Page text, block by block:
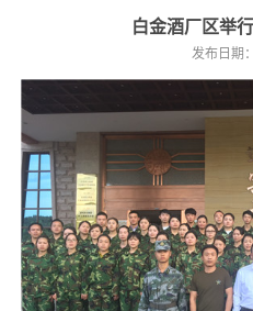
白金酒厂区举
发布日期：